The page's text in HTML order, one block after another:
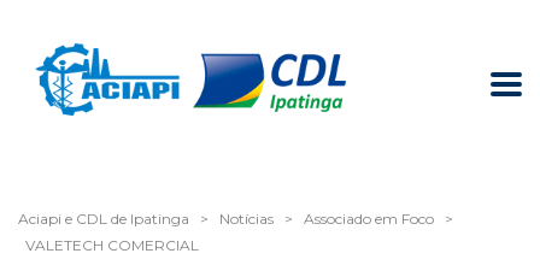
Aciapi e CDL de Ipatinga > Notícias > Associado em Foco
>
VALETECH COMERCIAL